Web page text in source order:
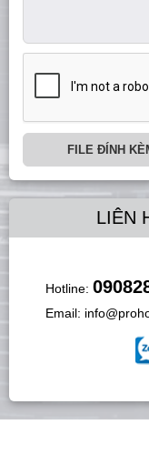
FILE ĐÍNH
LIÊN
Hotline:
Email: